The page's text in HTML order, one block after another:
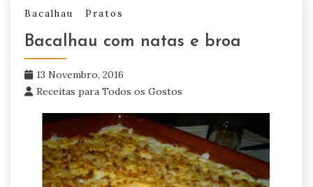
Bacalhau Pratos
Bacalhau com natas e broa
13 Novembro, 2016
Receitas para Todos os Gostos